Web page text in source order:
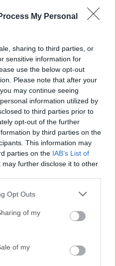
My Personal
sharing to third parties, or
sensitive information for
use the below opt-out
Please note that after your
may continue seeing
information utilized by
to third parties prior to
opt-out of the further
by third parties on the
This information may
parties on the IAB’s List of
may further disclose it to other
Opt Outs
of my
of my
Compass 1.36.0.
descargar la versión más
o leer nuestra reseña,
distribuidas en nuestro
libres de virus y están
sin costo alguno.
que desees compartir
página de contactoy
tu opinión!